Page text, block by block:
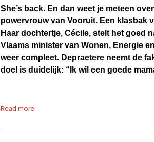
She’s back. En dan weet je meteen
powervrouw van Vooruit. Een klasbak
Haar dochtertje, Cécile, stelt het goed
Vlaams minister van Wonen, Energie
weer compleet. Depraetere neemt de
doel is duidelijk: “Ik wil een goede
Read more